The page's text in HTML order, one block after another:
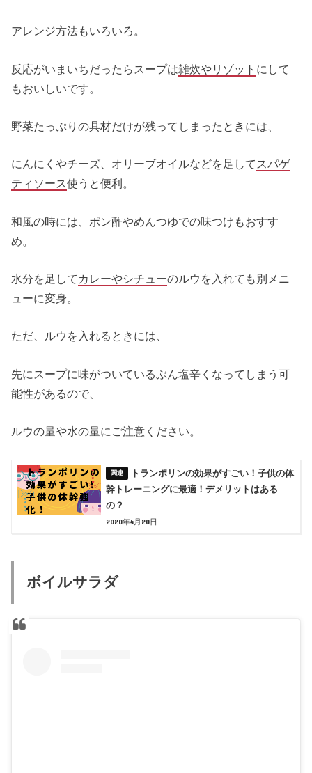
アレンジ方法もいろいろ。
反応がいまいちだったらスープは雑炊やリゾット にして
もおいしいです。
野菜たっぷりの具材だけが残ってしまったときには、
にんにくやチーズ、オリーブオイルなどを足して スパゲ
ティソース使うと便利。
和風の時には、ポン酢やめんつゆでの味つけもおすす
め。
水分を足して カレーやシチューのルウを入れても別メニ
ューに変身。
ただ、ルウを入れるときには、
先にスープに味がついているぶん塩辛くなってしまう可
能性があるので、
ルウの量や水の量にご注意ください。
トランポリンの効果がすごい！子供の体
幹トレーニングに最適！デメリットはある
の？
2020年4月20日
ボイルサラダ